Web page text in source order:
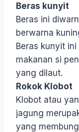
Beras kunyit
Beras ini
berwarna
Beras kunyit
makanan si
yang dilaut.
Rokok Klobot
Klobot atau
jagung
yang